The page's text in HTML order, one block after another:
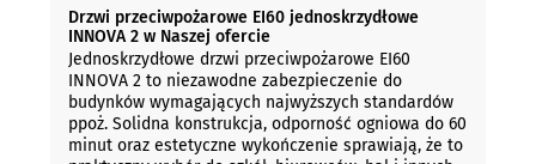
Drzwi przeciwpożarowe EI60 jednoskrzydłowe
INNOVA 2 w Naszej ofercie
Jednoskrzydłowe drzwi przeciwpożarowe EI60
INNOVA 2 to niezawodne zabezpieczenie do
budynków wymagających najwyższych standardów
ppoż. Solidna konstrukcja, odporność ogniowa do 60
minut oraz estetyczne wykończenie sprawiają, że to